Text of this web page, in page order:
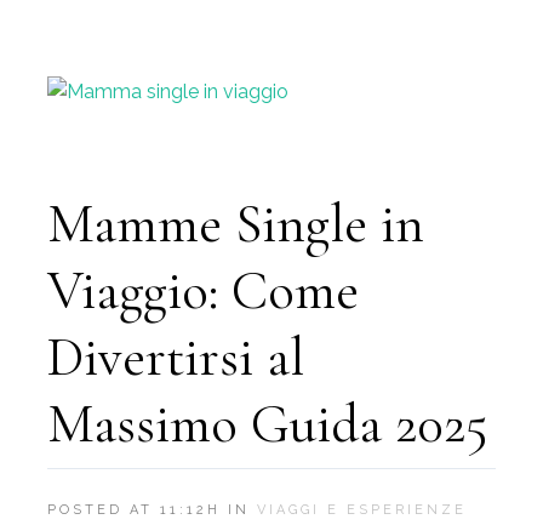
Mamme Single in
Viaggio: Come
Divertirsi al
Massimo Guida 2025
POSTED AT 11:12H IN VIAGGI E ESPERIENZE